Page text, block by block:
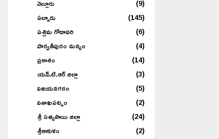
నెల్లూరు
(9)
పల్నాడు
(145)
పశ్చిమ గోదావరి
(6)
పార్వతీపురం మన్యం
(4)
ప్రకాశం
(14)
యన్.టి.ఆర్ జిల్లా
(3)
విజయనగరం
(5)
విశాఖపట్నం
(2)
శ్రీ సత్యసాయి జిల్లా
(24)
శ్రీకాకుళం
(2)